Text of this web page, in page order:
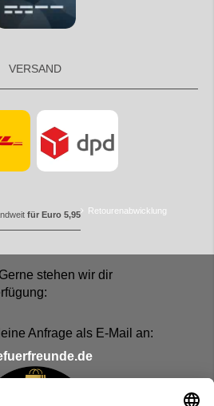
VERSAND
für Euro 5,95 Retourenabwicklung
stehen wir dir
Anfrage als E-Mail an: